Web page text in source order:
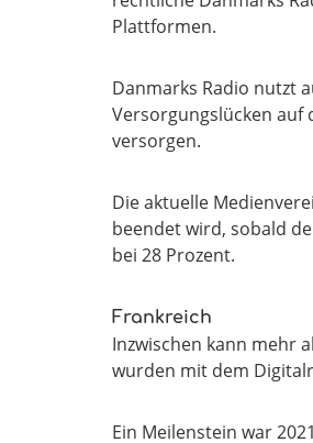
Plattformen.
Danmarks Radio nutzt
Versorgungslücken auf
versorgen.
Die aktuelle
beendet wird, sobald
bei 28 Prozent.
Frankreich
Inzwischen kann mehr
wurden mit dem
Ein Meilenstein war